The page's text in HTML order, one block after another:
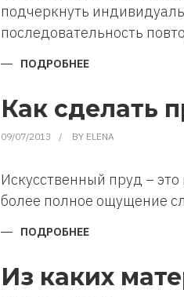
подчеркнуть
последовательность
ПОДРОБНЕЕ
Как сделать
09/07/2013 BY ELENA
Искусственный пруд –
более полное ощущение
ПОДРОБНЕЕ
СВОИМИ
РУКАМИ
Из каких